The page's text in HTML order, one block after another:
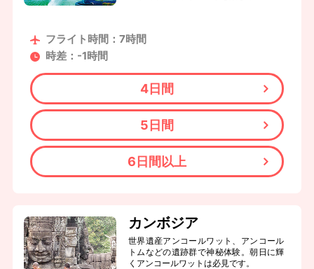
フライト時間：7時間
時差：-1時間
4日間
5日間
6日間以上
カンボジア
世界遺産アンコールワット、アンコール
トムなどの遺跡群で神秘体験。朝日に輝
くアンコールワットは必見です。